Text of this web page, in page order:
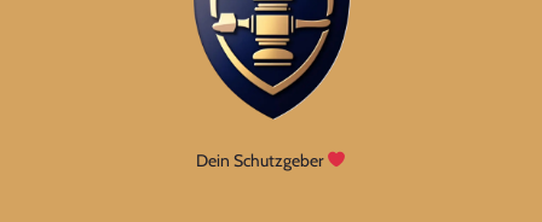
Dein Schutzgeber